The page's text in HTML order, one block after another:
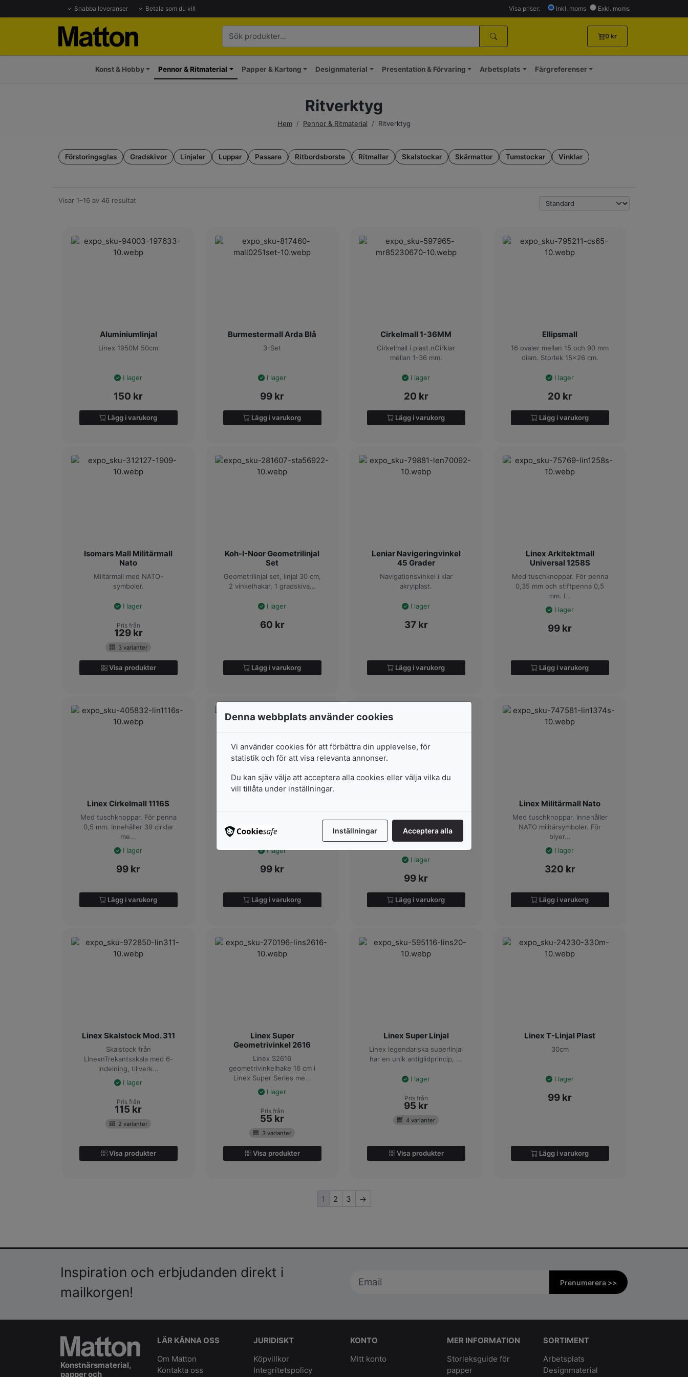
Snabba leveranser Betala som du vill Visa priser: Inkl. moms Exkl. moms
0 kr
Konst & Hobby Pennor & Ritmaterial Papper & Kartong Designmaterial Presentation & Förvaring Arbetsplats Färgreferenser
Ritverktyg
Hem / Pennor & Ritmaterial / Ritverktyg
Förstoringsglas Gradskivor Linjaler Luppar Passare Ritbordsborste Ritmallar Skalstockar Skärmattor Tumstockar Vinklar
Visar 1–16 av 46 resultat
Aluminiumlinjal
Linex 1950M 50cm
I lager
150 kr
Lägg i varukorg
Burmestermall Arda Blå
3-Set
I lager
99 kr
Lägg i varukorg
Cirkelmall 1-36MM
Cirkelmall i plast.nCirklar
mellan 1-36 mm.
I lager
20 kr
Lägg i varukorg
Ellipsmall
16 ovaler mellan 15 och 90 mm
diam. Storlek 15x26 cm.
I lager
20 kr
Lägg i varukorg
Isomars Mall Militärmall
Nato
Miltärmall med NATO-
symboler.
I lager
Pris från
129 kr
3 varianter
Visa produkter
Koh-I-Noor Geometrilinjal
Set
Geometrilinjal set, linjal 30 cm,
2 vinkelhakar, 1 gradskiva...
I lager
60 kr
Lägg i varukorg
Leniar Navigeringvinkel
45 Grader
Navigationsvinkel i klar
akrylplast.
I lager
37 kr
Lägg i varukorg
Linex Arkitektmall
Universal 1258S
Med tuschknoppar. För penna
0,35 mm och stiftpenna 0,5
mm. I...
I lager
99 kr
Lägg i varukorg
Linex Cirkelmall 1116S
Med tuschknoppar. För penna
0,5 mm. Innehåller 39 cirklar
me...
I lager
99 kr
Lägg i varukorg
0,5 mm. Innehåller 22 utvalda
ci...
I lager
99 kr
Lägg i varukorg
1270S
Med tuschknoppar. För penna
0,5 mm. Innehåller de
I lager
99 kr
Lägg i varukorg
Linex Militärmall Nato
Med tuschknoppar. Innehåller
NATO militärsymboler. För
blyer...
I lager
320 kr
Lägg i varukorg
Linex Skalstock Mod. 311
Skalstock från
LInexnTrekantsskala med 6-
indelning, tillverk...
I lager
Pris från
115 kr
2 varianter
Visa produkter
Linex Super
Geometrivinkel 2616
Linex S2616
geometrivinkelhake 16 cm i
Linex Super Series me...
I lager
Pris från
55 kr
3 varianter
Visa produkter
Linex Super Linjal
Linex legendariska superlinjal
har en unik antiglidprincip, ...
I lager
Pris från
95 kr
4 varianter
Visa produkter
Linex T-Linjal Plast
30cm
I lager
99 kr
Lägg i varukorg
1 2 3 →
Inspiration och erbjudanden direkt i
mailkorgen!
Prenumerera >>
Konstnärsmaterial,
papper och
LÄR KÄNNA OSS
Om Matton
Kontakta oss
JURIDISKT
Köpvillkor
Integritetspolicy
KONTO
Mitt konto
MER INFORMATION
Storleksguide för
papper
SORTIMENT
Arbetsplats
Designmaterial
Denna webbplats använder cookies
Vi använder cookies för att förbättra din upplevelse, för
statistik och för att visa relevanta annonser.
Du kan sjäv välja att acceptera alla cookies eller välja vilka du
vill tillåta under inställningar.
Inställningar Acceptera alla